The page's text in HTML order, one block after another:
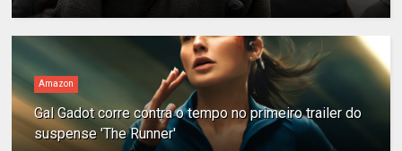
Amazon
Gal Gadot corre contra o tempo no primeiro trailer do
suspense 'The Runner'